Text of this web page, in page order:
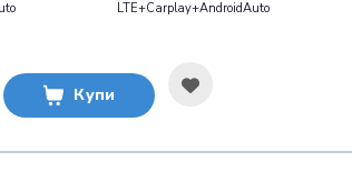
LTE+Carplay+AndroidAuto
Купи